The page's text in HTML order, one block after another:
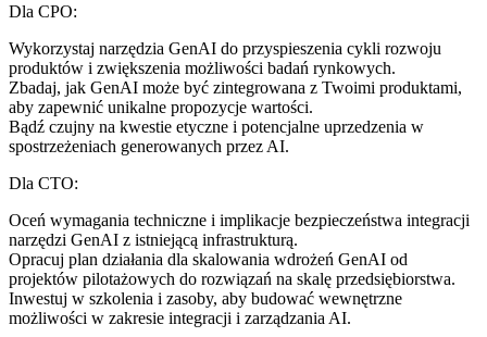
Dla CPO:
Wykorzystaj narzędzia GenAI do przyspieszenia cykli rozwoju
produktów i zwiększenia możliwości badań rynkowych.
Zbadaj, jak GenAI może być zintegrowana z Twoimi produktami,
aby zapewnić unikalne propozycje wartości.
Bądź czujny na kwestie etyczne i potencjalne uprzedzenia w
spostrzeżeniach generowanych przez AI.
Dla CTO:
Oceń wymagania techniczne i implikacje bezpieczeństwa integracji
narzędzi GenAI z istniejącą infrastrukturą.
Opracuj plan działania dla skalowania wdrożeń GenAI od
projektów pilotażowych do rozwiązań na skalę przedsiębiorstwa.
Inwestuj w szkolenia i zasoby, aby budować wewnętrzne
możliwości w zakresie integracji i zarządzania AI.